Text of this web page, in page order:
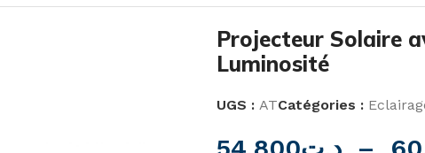
Projecteur Solaire
Luminosité
UGS : ATCatégories :